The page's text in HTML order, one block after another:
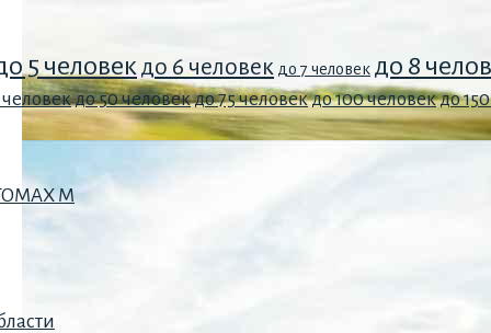
5 человек до 6 человек до 7 человек до 8
до 50 человекдо 75 человекдо 100 человекдо
M